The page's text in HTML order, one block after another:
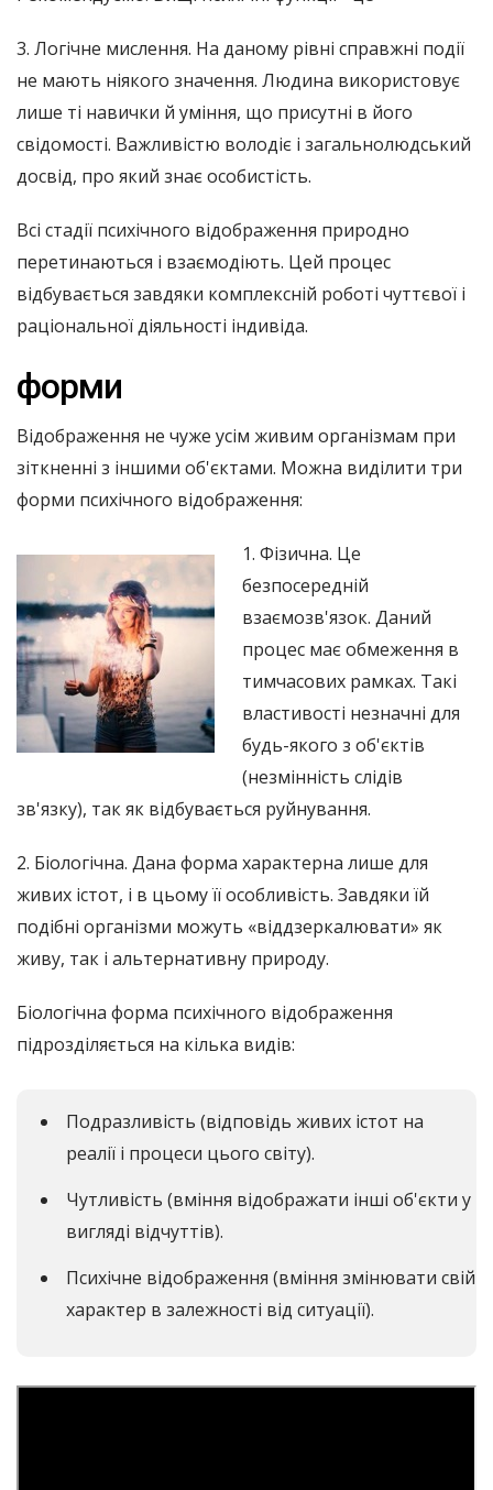
3. Логічне мислення. На даному рівні справжні події
не мають ніякого значення. Людина використовує
лише ті навички й уміння, що присутні в його
свідомості. Важливістю володіє і загальнолюдський
досвід, про який знає особистість.
Всі стадії психічного відображення природно
перетинаються і взаємодіють. Цей процес
відбувається завдяки комплексній роботі чуттєвої і
раціональної діяльності індивіда.
форми
Відображення не чуже усім живим організмам при
зіткненні з іншими об'єктами. Можна виділити три
форми психічного відображення:
1. Фізична. Це
безпосередній
взаємозв'язок. Даний
процес має обмеження в
тимчасових рамках. Такі
властивості незначні для
будь-якого з об'єктів
(незмінність слідів
зв'язку), так як відбувається руйнування.
2. Біологічна. Дана форма характерна лише для
живих істот, і в цьому її особливість. Завдяки їй
подібні організми можуть «віддзеркалювати» як
живу, так і альтернативну природу.
Біологічна форма психічного відображення
підрозділяється на кілька видів:
Подразливість (відповідь живих істот на
реалії і процеси цього світу).
Чутливість (вміння відображати інші об'єкти у
вигляді відчуттів).
Психічне відображення (вміння змінювати свій
характер в залежності від ситуації).